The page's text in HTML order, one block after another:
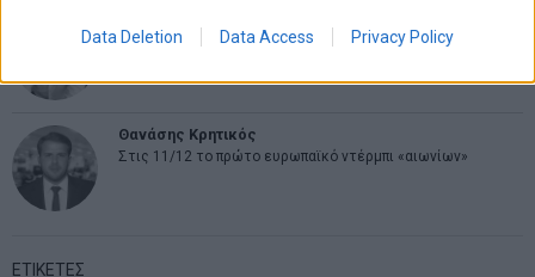
Data Deletion Data Access Privacy Policy
Νικόλαος Φουρτζής
MIT Sloan: Οι AI-driven επιχειρήσεις διαμορφώνουν το νέο
Θανάσης Κρητικός
Στις 11/12 το πρώτο ευρωπαϊκό ντέρμπι «αιωνίων»
ΕΤΙΚΕΤΕΣ